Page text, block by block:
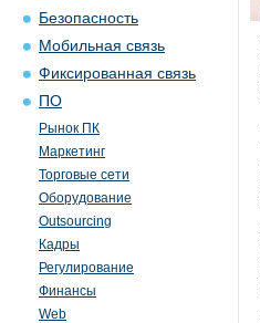
Безопасность
Мобильная связь
Фиксированная связь
ПО
Рынок ПК
Маркетинг
Торговые сети
Оборудование
Outsourcing
Кадры
Регулирование
Финансы
Web